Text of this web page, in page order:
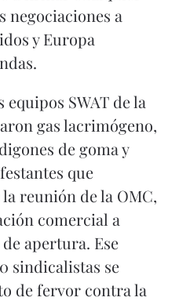
negociaciones a
y Europa
SWAT de la
gas lacrimógeno,
de goma y
que
reunión de la OMC,
comercial a
apertura. Ese
sindicalistas se
de fervor contra la